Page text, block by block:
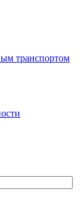
транспортом